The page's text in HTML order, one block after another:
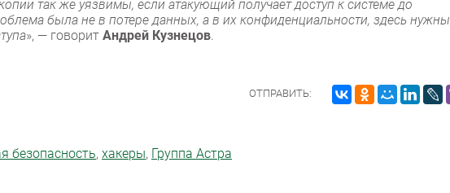
так же уязвимы, если атакующий получает доступ к системе до
была не в потере данных, а в их конфиденциальности, здесь нужны
», — говорит Андрей Кузнецов.
ОТПРАВИТЬ:
безопасность, хакеры, Группа Астра